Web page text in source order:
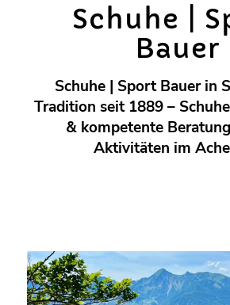
Schuhe |
Bauer
Schuhe | Sport Bauer in
Tradition seit 1889 –
& kompetente
Aktivitäten im